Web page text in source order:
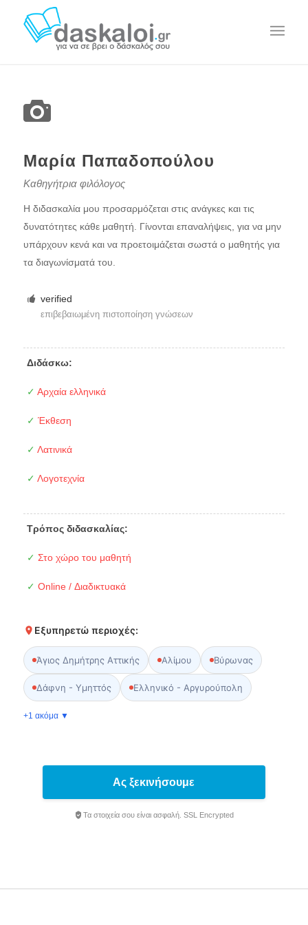
Μαρία Παπαδοπούλου
Καθηγήτρια φιλόλογος
Η διδασκαλία μου προσαρμόζεται στις ανάγκες και τις
δυνατότητες κάθε μαθητή. Γίνονται επαναλήψεις, για να μην
υπάρχουν κενά και να προετοιμάζεται σωστά ο μαθητής για
τα διαγωνίσματά του.
verified
επιβεβαιωμένη πιστοποίηση γνώσεων
Διδάσκω:
✓ Αρχαία ελληνικά
✓ Έκθεση
✓ Λατινικά
✓ Λογοτεχνία
Τρόπος διδασκαλίας:
✓ Στο χώρο του μαθητή
✓ Online / Διαδικτυακά
Εξυπηρετώ περιοχές:
Άγιος Δημήτρης Αττικής Αλίμου Βύρωνας
Δάφνη - Υμηττός Ελληνικό - Αργυρούπολη
+1 ακόμα ▼
Ας ξεκινήσουμε
Τα στοιχεία σου είναι ασφαλή. SSL Encrypted